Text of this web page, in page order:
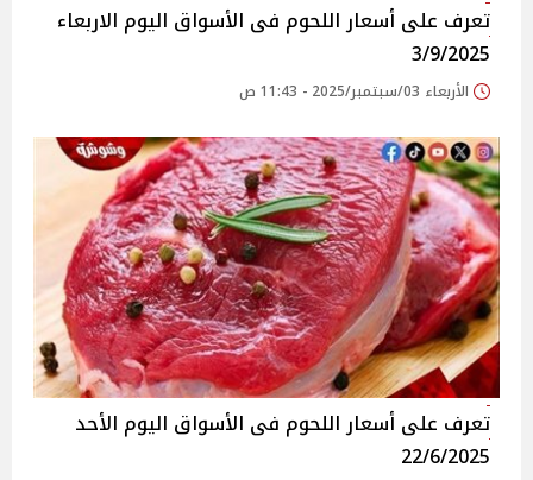
تعرف على أسعار اللحوم فى الأسواق‎‎ اليوم الاربعاء
3/9/2025
الأربعاء 03/سبتمبر/2025 - 11:43 ص
تعرف على أسعار اللحوم فى الأسواق‎‎ اليوم الأحد
22/6/2025